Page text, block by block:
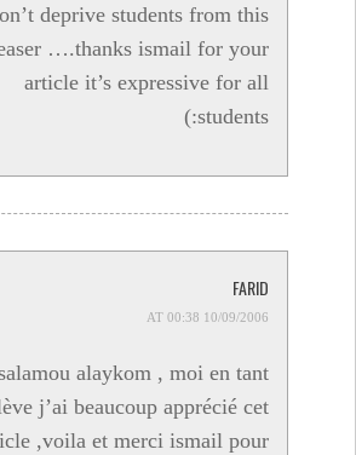
deprive students from this
….thanks ismail for your
article it’s expressive for all
students:)
FARID
10/09/2006 AT 00:38
alaykom , moi en tant
j’ai beaucoup apprécié cet
,voila et merci ismail pour